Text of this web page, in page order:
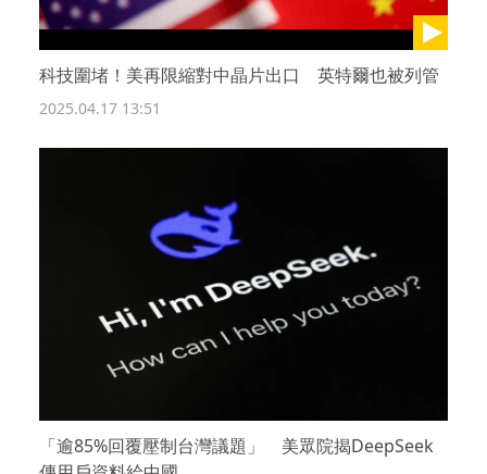
科技圍堵！美再限縮對中晶片出口 英特爾也被列管
2025.04.17 13:51
「逾85%回覆壓制台灣議題」 美眾院揭DeepSeek